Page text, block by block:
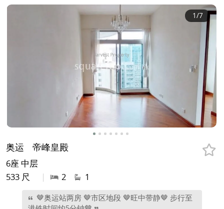
1/7
奥运 帝峰皇殿
6座 中层
533 尺
| 2 1
🤎奥运站两房 🤎市区地段 🤎旺中带静🤎 步行至